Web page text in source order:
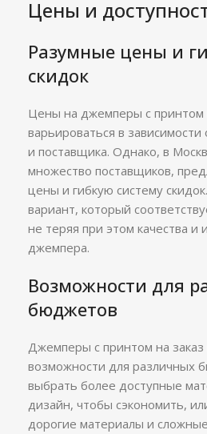
Цены и
Разумные цены и
скидок
Цены на джемперы с принтом
варьироваться в
и поставщика. Однако, в
множество поставщиков,
цены и гибкую систему
вариант, который
не теряя при этом качества и
джемпера.
Возможности для
бюджетов
Джемперы с принтом на заказ
возможности для различных
выбрать более доступные
дизайн, чтобы сэкономить,
дорогие материалы и